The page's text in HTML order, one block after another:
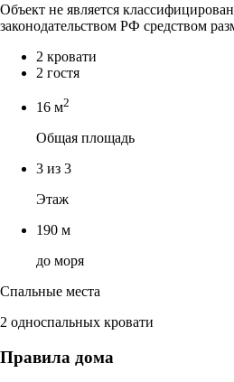
Объект не является
законодательством РФ средством
2 кровати
2 гостя
16 м2
Общая площадь
3 из 3
Этаж
190 м
до моря
Спальные места
2 односпальных кровати
Правила дома